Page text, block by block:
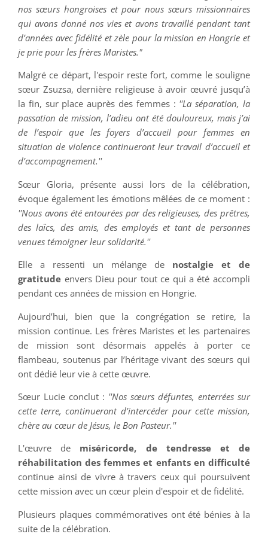
nos sœurs hongroises et pour nous sœurs missionnaires
qui avons donné nos vies et avons travaillé pendant tant
d’années avec fidélité et zèle pour la mission en Hongrie et
je prie pour les frères Maristes."
Malgré ce départ, l'espoir reste fort, comme le souligne
sœur Zsuzsa, dernière religieuse à avoir œuvré jusqu’à
la fin, sur place auprès des femmes : ''La séparation, la
passation de mission, l’adieu ont été douloureux, mais j’ai
de l’espoir que les foyers d’accueil pour femmes en
situation de violence continueront leur travail d’accueil et
d’accompagnement.''
Sœur Gloria, présente aussi lors de la célébration,
évoque également les émotions mêlées de ce moment :
''Nous avons été entourées par des religieuses, des prêtres,
des laïcs, des amis, des employés et tant de personnes
venues témoigner leur solidarité.''
Elle a ressenti un mélange de nostalgie et de
gratitude envers Dieu pour tout ce qui a été accompli
pendant ces années de mission en Hongrie.
Aujourd’hui, bien que la congrégation se retire, la
mission continue. Les frères Maristes et les partenaires
de mission sont désormais appelés à porter ce
flambeau, soutenus par l’héritage vivant des sœurs qui
ont dédié leur vie à cette œuvre.
Sœur Lucie conclut : ''Nos sœurs défuntes, enterrées sur
cette terre, continueront d’intercéder pour cette mission,
chère au cœur de Jésus, le Bon Pasteur.''
L'œuvre de miséricorde, de tendresse et de
réhabilitation des femmes et enfants en difficulté
continue ainsi de vivre à travers ceux qui poursuivent
cette mission avec un cœur plein d'espoir et de fidélité.
Plusieurs plaques commémoratives ont été bénies à la
suite de la célébration.